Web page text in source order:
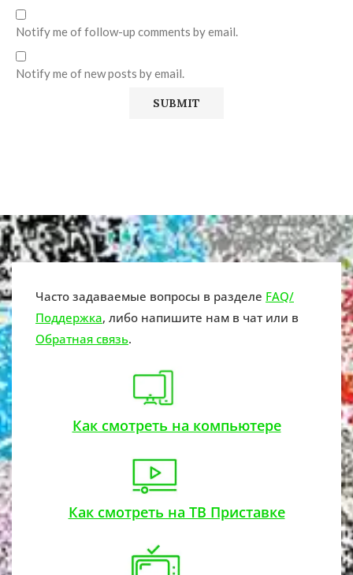
Notify me of follow-up comments by email.
Notify me of new posts by email.
Часто задаваемые вопросы в разделе FAQ/
Поддержка, либо напишите нам в чат или в
Обратная связь.
Как смотреть на компьютере
Как смотреть на ТВ Приставке